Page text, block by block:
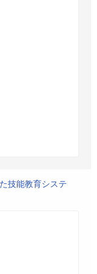
技能教育システ